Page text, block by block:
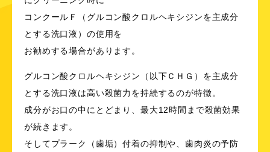
コンクールＦ（グルコン酸クロルヘキシジンを主成分
とする洗口液）の使用を
お勧めする場合があります。
グルコン酸クロルヘキシジン（以下ＣＨＧ）を主成分
とする洗口液は高い殺菌力を持続するのが特徴。
成分がお口の中にとどまり、最大12時間まで殺菌効果
が続きます。
そしてプラーク（歯垢）付着の抑制や、歯肉炎の予防